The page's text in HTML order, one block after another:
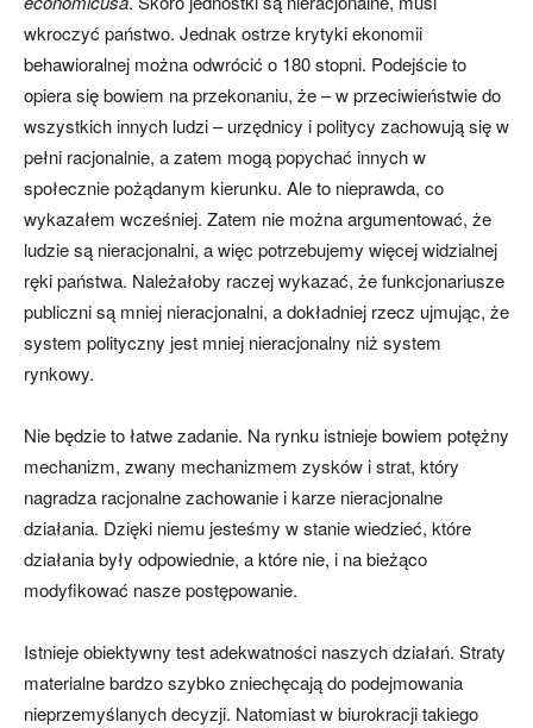
wkroczyć państwo. Jednak ostrze krytyki ekonomii
behawioralnej można odwrócić o 180 stopni. Podejście to
opiera się bowiem na przekonaniu, że – w przeciwieństwie do
wszystkich innych ludzi – urzędnicy i politycy zachowują się w
pełni racjonalnie, a zatem mogą popychać innych w
społecznie pożądanym kierunku. Ale to nieprawda, co
wykazałem wcześniej. Zatem nie można argumentować, że
ludzie są nieracjonalni, a więc potrzebujemy więcej widzialnej
ręki państwa. Należałoby raczej wykazać, że funkcjonariusze
publiczni są mniej nieracjonalni, a dokładniej rzecz ujmując, że
system polityczny jest mniej nieracjonalny niż system
rynkowy.
Nie będzie to łatwe zadanie. Na rynku istnieje bowiem potężny
mechanizm, zwany mechanizmem zysków i strat, który
nagradza racjonalne zachowanie i karze nieracjonalne
działania. Dzięki niemu jesteśmy w stanie wiedzieć, które
działania były odpowiednie, a które nie, i na bieżąco
modyfikować nasze postępowanie.
Istnieje obiektywny test adekwatności naszych działań. Straty
materialne bardzo szybko zniechęcają do podejmowania
nieprzemyślanych decyzji. Natomiast w biurokracji takiego